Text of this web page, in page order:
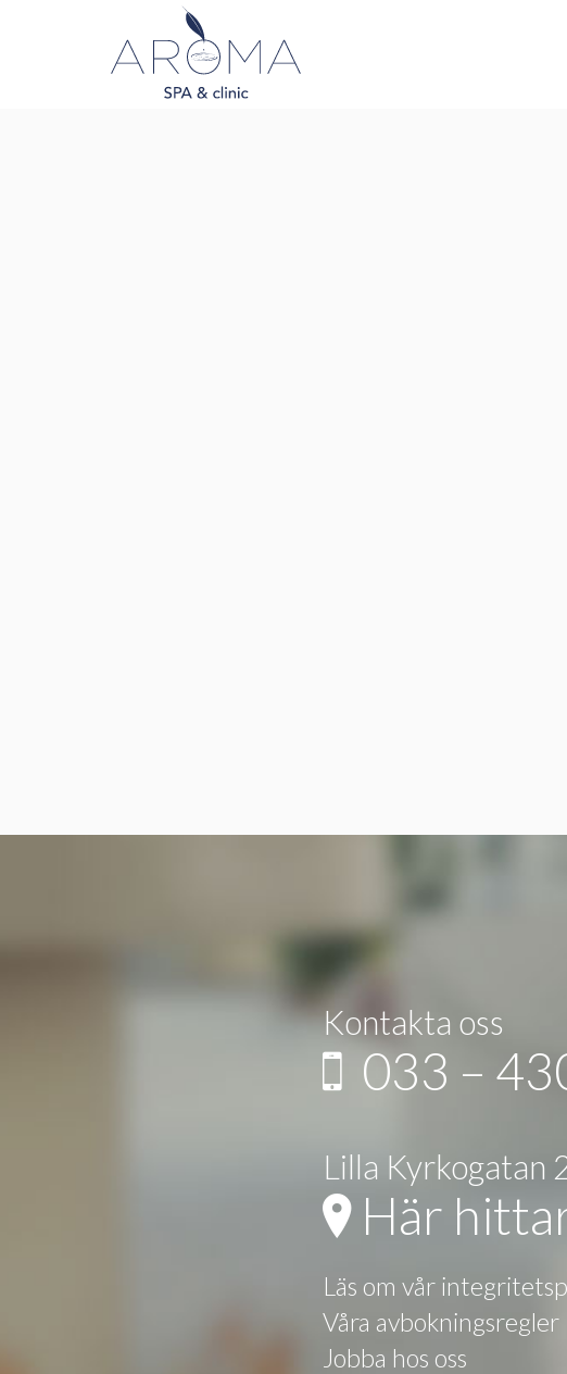
Kontakta oss
033 –
Lilla Kyrkogatan
Här
Läs om vår
Våra avbokningsregler
Jobba hos oss